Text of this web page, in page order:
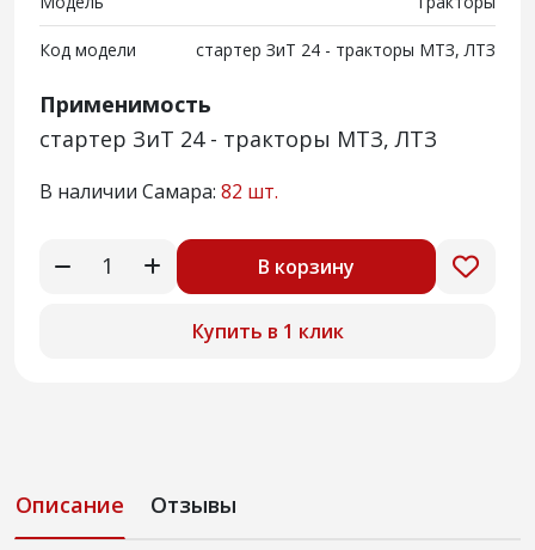
Код модели стартер ЗиТ 24 - тракторы МТЗ, ЛТЗ
Применимость
стартер ЗиТ 24 - тракторы МТЗ, ЛТЗ
В наличии Самара: 82 шт.
В корзину
Купить в 1 клик
Описание Отзывы